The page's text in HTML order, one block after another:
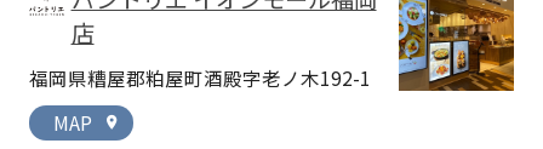
店
福岡県糟屋郡粕屋町酒殿字老ノ木192-1
MAP
location_on